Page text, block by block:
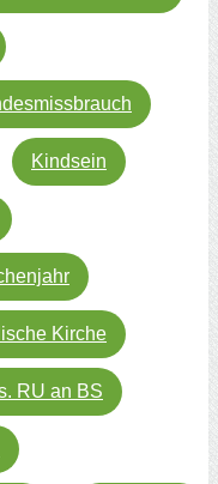
Kindsein
Kirche
RU an BS